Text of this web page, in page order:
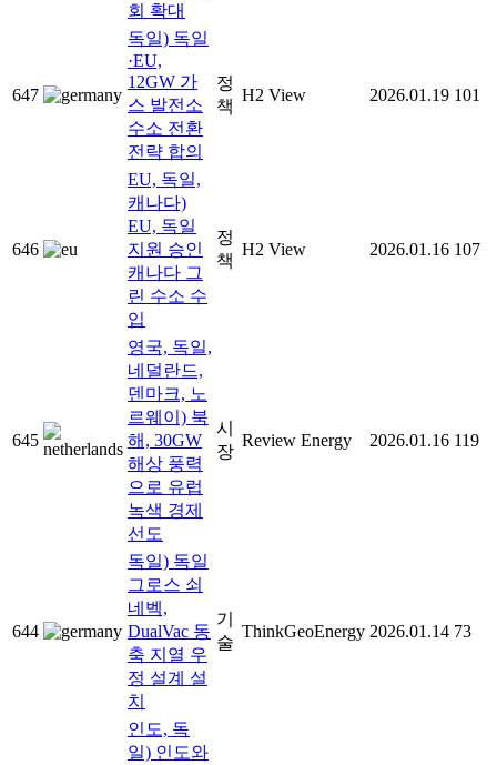
회 확대
647
독일) 독일
·EU,
12GW 가
스 발전소
수소 전환
전략 합의
정
책
H2 View 2026.01.19 101
646
EU, 독일,
캐나다)
EU, 독일
지원 승인
캐나다 그
린 수소 수
입
정
책
H2 View 2026.01.16 107
645
영국, 독일,
네덜란드,
덴마크, 노
르웨이) 북
해, 30GW
해상 풍력
으로 유럽
녹색 경제
선도
시
장
Review Energy 2026.01.16 119
644
독일) 독일
그로스 쇠
네벡,
DualVac 동
축 지열 우
정 설계 설
치
기
술
ThinkGeoEnergy 2026.01.14 73
인도, 독
일) 인도와